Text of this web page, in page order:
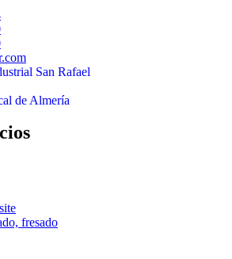
San Rafael
de Almería
fresado